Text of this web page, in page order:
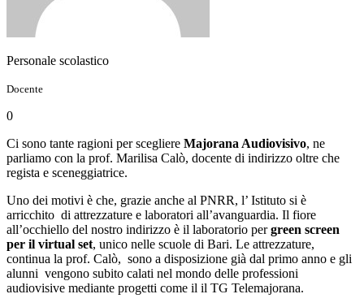
Personale scolastico
Docente
0
Ci sono tante ragioni per scegliere Majorana Audiovisivo, ne
parliamo con la prof. Marilisa Calò, docente di indirizzo oltre che
regista e sceneggiatrice.
Uno dei motivi è che, grazie anche al PNRR, l’ Istituto si è
arricchito di attrezzature e laboratori all’avanguardia. Il fiore
all’occhiello del nostro indirizzo è il laboratorio pergreen screen
per il virtual set, unico nelle scuole di Bari. Le attrezzature,
continua la prof. Calò, sono a disposizione già dal primo anno e gli
alunni vengono subito calati nel mondo delle professioni
audiovisive mediante progetti come il il TG Telemajorana.